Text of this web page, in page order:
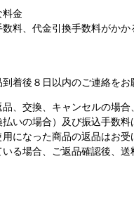
料金
料、代金引換手数料がか
着後８日以内のご連絡をお
、交換、キャンセルの場
いの場合）及び振込手数
になった商品の返品はお受
る場合、ご返品確認後、